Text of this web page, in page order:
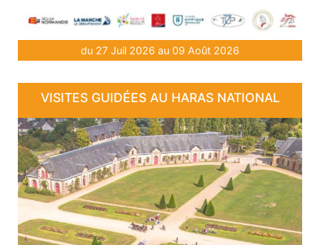
du 27 Juil 2026 au 09 Août 2026
VISITES GUIDÉES AU HARAS NATIONAL